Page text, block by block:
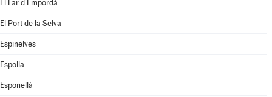
El Far d'Empordà
El Port de la Selva
Espinelves
Espolla
Esponellà